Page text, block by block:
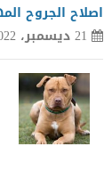
اصلاح الجروح
21 ديسمبر، 2022